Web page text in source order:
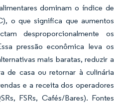
dominam o índice de
o que significa que aumentos
desproporcionalmente os
pressão econômica leva os
mais baratas, reduzir a
de casa ou retornar à culinária
e a receita dos operadores
FSRs, Cafés/Bares). Fontes